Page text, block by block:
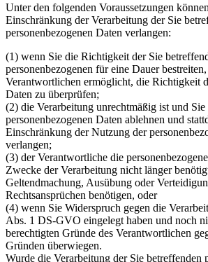
Unter den folgenden Voraussetzungen
Einschränkung der Verarbeitung der Sie
personenbezogenen Daten verlangen:
(1) wenn Sie die Richtigkeit der Sie
personenbezogenen für eine Dauer
Verantwortlichen ermöglicht, die Richtigkeit
Daten zu überprüfen;
(2) die Verarbeitung unrechtmäßig ist und
personenbezogenen Daten ablehnen und
Einschränkung der Nutzung der
verlangen;
(3) der Verantwortliche die
Zwecke der Verarbeitung nicht länger
Geltendmachung, Ausübung oder
Rechtsansprüchen benötigen, oder
(4) wenn Sie Widerspruch gegen die
Abs. 1 DS-GVO eingelegt haben und noch
berechtigten Gründe des Verantwortlichen
Gründen überwiegen.
Wurde die Verarbeitung der Sie betreffenden